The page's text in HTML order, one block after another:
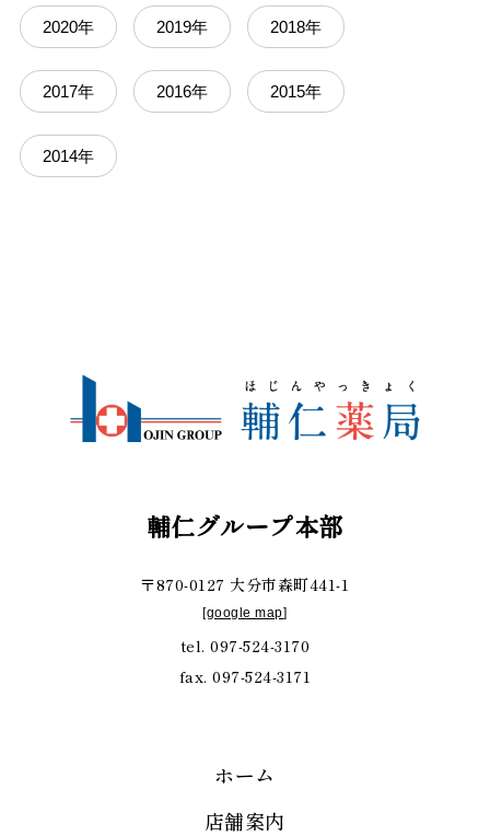
2020年 2019年 2018年
2017年 2016年 2015年
2014年
輔仁グループ本部
〒870-0127 大分市森町441-1
[google map]
tel. 097-524-3170
fax. 097-524-3171
ホーム
店舗案内